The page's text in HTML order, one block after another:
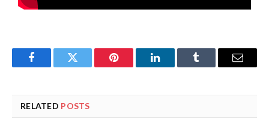
FacebookTwitter Pinterest LinkedInTumblr Email
RELATED POSTS